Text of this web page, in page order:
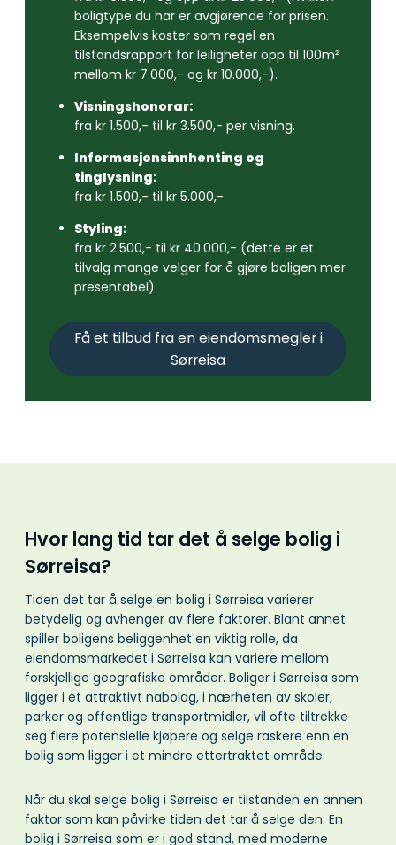
boligtype du har er avgjørende for prisen.
Eksempelvis koster som regel en
tilstandsrapport for leiligheter opp til 100m²
mellom kr 7.000,- og kr 10.000,-).
Visningshonorar:
fra kr 1.500,- til kr 3.500,- per visning.
Informasjonsinnhenting og
tinglysning:
fra kr 1.500,- til kr 5.000,-
Styling:
fra kr 2.500,- til kr 40.000,- (dette er et
tilvalg mange velger for å gjøre boligen mer
presentabel)
Få et tilbud fra en eiendomsmegler i
Sørreisa
Hvor lang tid tar det å selge bolig i
Sørreisa?
Tiden det tar å selge en bolig i Sørreisa varierer
betydelig og avhenger av flere faktorer. Blant annet
spiller boligens beliggenhet en viktig rolle, da
eiendomsmarkedet i Sørreisa kan variere mellom
forskjellige geografiske områder. Boliger i Sørreisa som
ligger i et attraktivt nabolag, i nærheten av skoler,
parker og offentlige transportmidler, vil ofte tiltrekke
seg flere potensielle kjøpere og selge raskere enn en
bolig som ligger i et mindre ettertraktet område.
Når du skal selge bolig i Sørreisa er tilstanden en annen
faktor som kan påvirke tiden det tar å selge den. En
bolig i Sørreisa som er i god stand, med moderne